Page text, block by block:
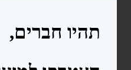
בריכה 2.4X4.5X1.5